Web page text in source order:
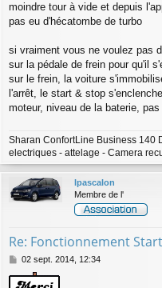
moindre tour à vide et depuis
pas eu d'hécatombe de turbo
si vraiment vous ne voulez pas
sur la pédale de frein pour qu'il
sur le frein, la voiture
l'arrêt, le start & stop
moteur, niveau de la baterie,
Sharan ConfortLine Business 140
electriques - attelage - Camera
lpascalon
Membre de l'
Re: Fonctionnement
M
s
02 sept. 2014, 12:34